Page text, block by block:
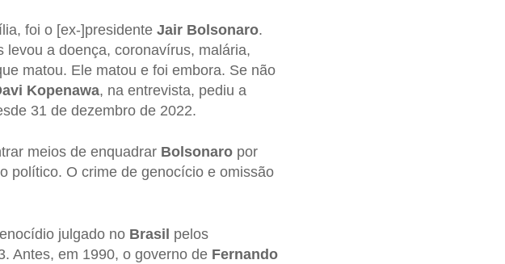
foi o [ex-]presidente Jair Bolsonaro.
a doença, coronavírus, malária,
matou. Ele matou e foi embora. Se não
Kopenawa, na entrevista, pediu a
31 de dezembro de 2022.
meios de enquadrar Bolsonaropor
político. O crime de genocício e omissão
julgado no Brasil pelos
Antes, em 1990, o governo de Fernando